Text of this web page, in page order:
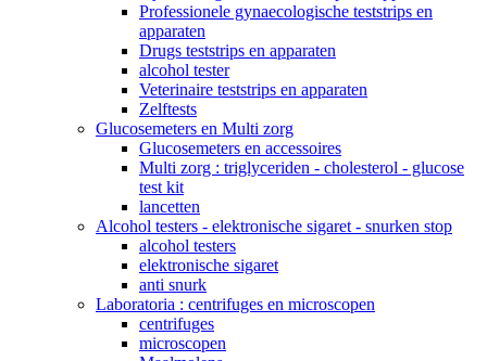
Professionele gynaecologische teststrips en
apparaten
Drugs teststrips en apparaten
alcohol tester
Veterinaire teststrips en apparaten
Zelftests
Glucosemeters en Multi zorg
Glucosemeters en accessoires
Multi zorg : triglyceriden - cholesterol - glucose
test kit
lancetten
Alcohol testers - elektronische sigaret - snurken stop
alcohol testers
elektronische sigaret
anti snurk
Laboratoria : centrifuges en microscopen
centrifuges
microscopen